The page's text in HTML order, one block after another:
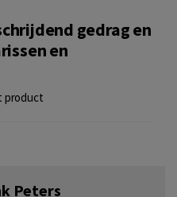
gedrag en
en
product
Peters